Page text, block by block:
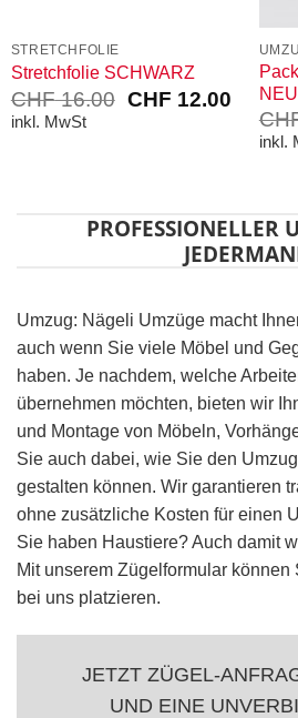
STRETCHFOLIE
Stretchfolie SCHWARZ
CHF16.00 Ursprünglicher
CHF 12.00
Preis
inkl. MwSt
NEU
inkl.
PROFESSIONELLER
Umzug: Nägeli Umzüge macht
auch wenn Sie viele Möbel und
haben. Je nachdem, welche
übernehmen möchten, bieten wir
und Montage von Möbeln,
Sie auch dabei, wie Sie den
gestalten können. Wir garantieren
ohne zusätzliche Kosten für einen
Sie haben Haustiere? Auch damit
Mit unserem Zügelformular können
bei uns platzieren.
JETZT ZÜGEL-
UND EINE